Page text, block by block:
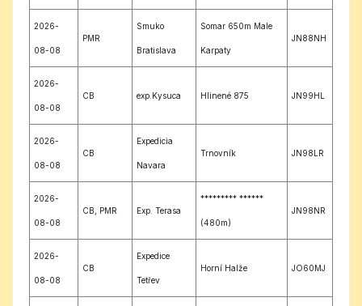
2026-
08-08
PMR
Smuko
Bratislava
Somar 650m Male
Karpaty
JN88NH
2026-
08-08
CB exp.Kysuca Hlinené 875 JN99HL
2026-
08-08
CB
Expedicia
Navara
Trnovník JN98LR
2026-
08-08
CB, PMR Exp. Terasa
********* ******
(480m)
JN98NR
2026-
08-08
CB
Expedice
Tetřev
Horní Halže JO60MJ